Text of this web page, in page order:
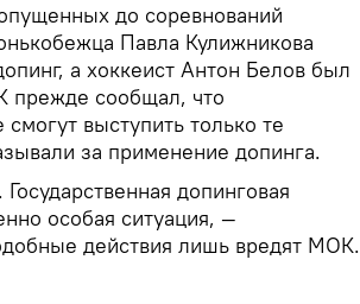
до соревнований
Павла Кулижникова
а хоккеист Антон Белов был
прежде сообщал, что
выступить только те
за применение допинга.
допинговая
особая ситуация, —
действия лишь вредят МОК.